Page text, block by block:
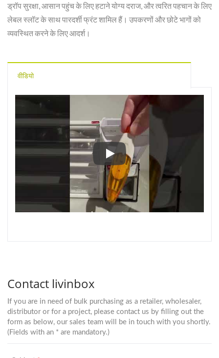
ड्रॉप सुरक्षा, आसान पहुंच के लिए हटाने योग्य दराज, और त्वरित पहचान के लिए
लेबल स्लॉट के साथ पारदर्शी फ्रंट शामिल हैं। उपकरणों और छोटे भागों को
व्यवस्थित करने के लिए आदर्श।
वीडियो
नए टिप आउट बिन का परिचय 1 दराज